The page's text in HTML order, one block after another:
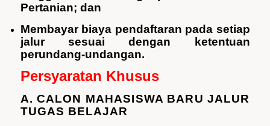
Pertanian; dan
Membayar biaya pendaftaran pada setiap
jalur sesuai dengan ketentuan
perundang-undangan.
Persyaratan Khusus
A. CALON MAHASISWA BARU JALUR
TUGAS BELAJAR